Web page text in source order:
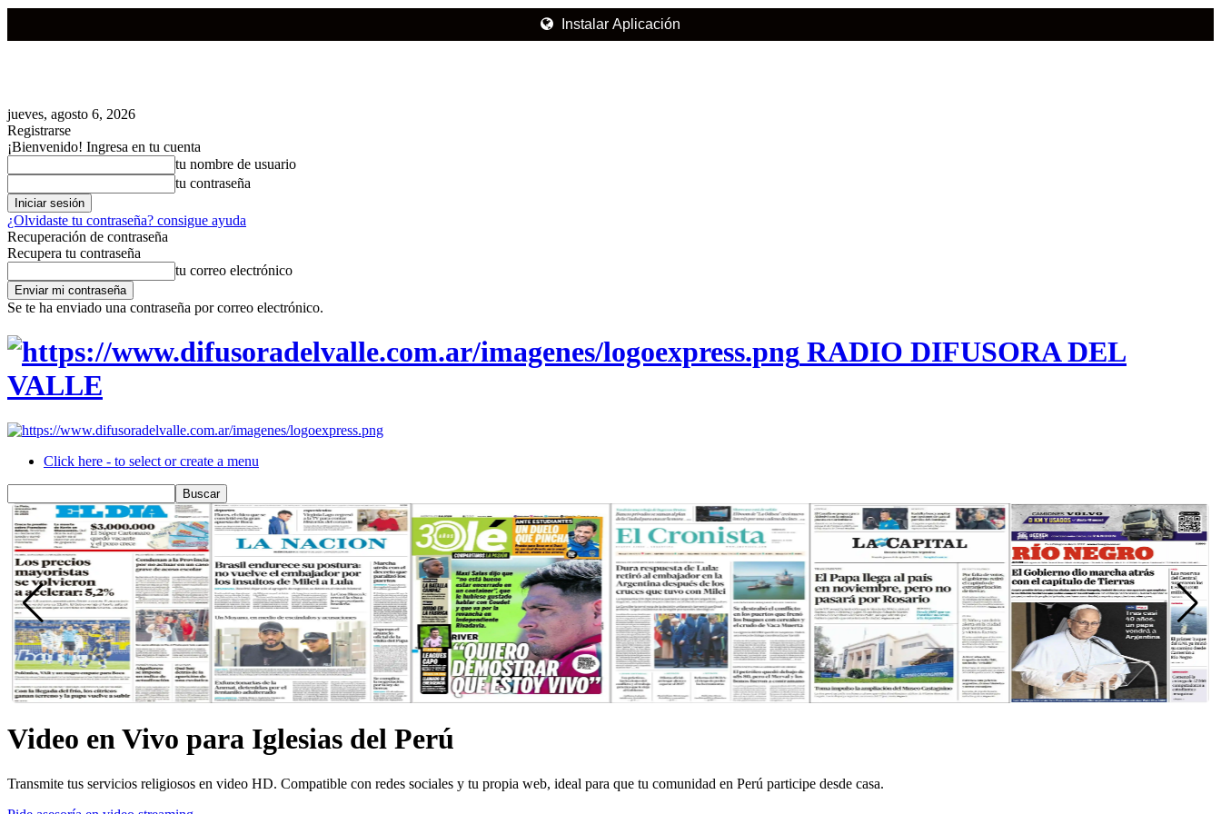
Instalar Aplicación
jueves, agosto 6, 2026
Registrarse
¡Bienvenido! Ingresa en tu cuenta
tu nombre de usuario
tu contraseña
¿Olvidaste tu contraseña? consigue ayuda
Recuperación de contraseña
Recupera tu contraseña
tu correo electrónico
Se te ha enviado una contraseña por correo electrónico.
RADIO DIFUSORA DEL
VALLE
Click here - to select or create a menu
Video en Vivo para Iglesias del Perú
Transmite tus servicios religiosos en video HD. Compatible con redes sociales y tu propia web, ideal para que tu comunidad en Perú participe desde casa.